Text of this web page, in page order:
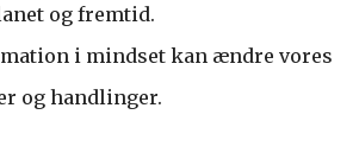
og fremtid.
i mindset kan ændre vores
og handlinger.